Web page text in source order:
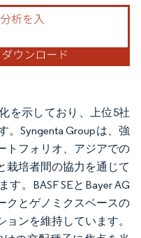
BY 4.0の表示が必要です。
を示しており、上位5社
。Syngenta Groupは、強
トフォリオ、アジアでの
栽培者間の協力を通じて
。BASF SEとBayer AG
クとゲノミクスベースの
ンを維持しています。